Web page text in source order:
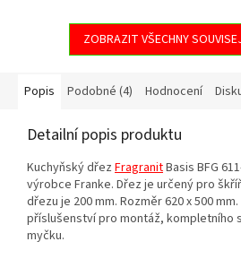
ZOBRAZIT VŠECHNY
Popis Podobné (4) Hodnocení
Detailní popis produktu
Kuchyňský dřez FragranitBasis BFG
výrobce Franke. Dřez je určený pro
dřezu je 200 mm. Rozměr 620 x 500
příslušenství pro montáž, kompletního
myčku.